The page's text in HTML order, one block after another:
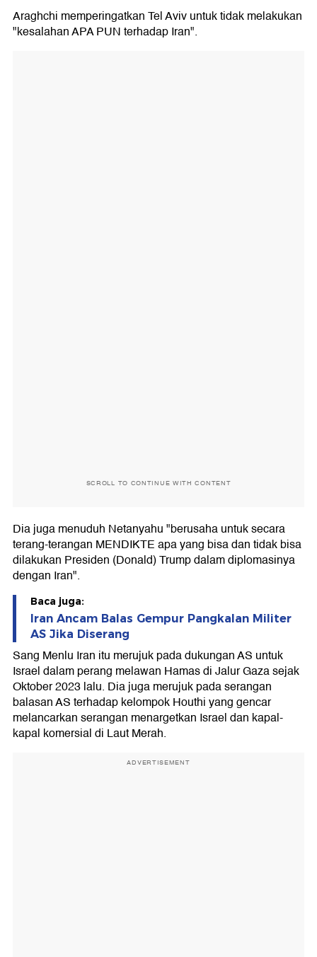
Araghchi memperingatkan Tel Aviv untuk tidak melakukan
"kesalahan APA PUN terhadap Iran".
SCROLL TO CONTINUE WITH CONTENT
Dia juga menuduh Netanyahu "berusaha untuk secara
terang-terangan MENDIKTE apa yang bisa dan tidak bisa
dilakukan Presiden (Donald) Trump dalam diplomasinya
dengan Iran".
Baca juga:
Iran Ancam Balas Gempur Pangkalan Militer
AS Jika Diserang
Sang Menlu Iran itu merujuk pada dukungan AS untuk
Israel dalam perang melawan Hamas di Jalur Gaza sejak
Oktober 2023 lalu. Dia juga merujuk pada serangan
balasan AS terhadap kelompok Houthi yang gencar
melancarkan serangan menargetkan Israel dan kapal-
kapal komersial di Laut Merah.
ADVERTISEMENT